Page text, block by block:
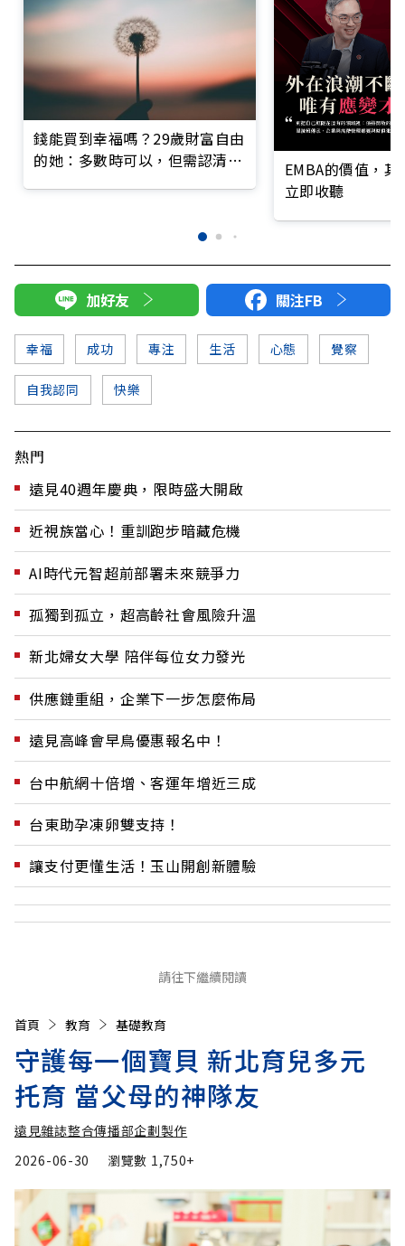
錢能買到幸福嗎？29歲財富自由
的她：多數時可以，但需認清一
EMBA的價值，
立即收聽
加好友 關注FB
幸福 成功 專注 生活 心態 覺察
自我認同 快樂
熱門
遠見40週年慶典，限時盛大開啟
近視族當心！重訓跑步暗藏危機
AI時代元智超前部署未來競爭力
孤獨到孤立，超高齡社會風險升溫
新北婦女大學 陪伴每位女力發光
供應鏈重組，企業下一步怎麼佈局
遠見高峰會早鳥優惠報名中！
台中航網十倍增、客運年增近三成
台東助孕凍卵雙支持！
讓支付更懂生活！玉山開創新體驗
請往下繼續閱讀
首頁 教育 基礎教育
守護每一個寶貝 新北育兒多元
托育 當父母的神隊友
遠見雜誌整合傳播部企劃製作
2026-06-30
瀏覽數 1,750+